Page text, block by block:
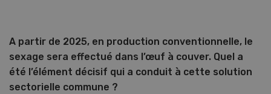
A partir de 2025, en production conventionnelle, le
sexage sera effectué dans l’œuf à couver. Quel a
été l’élément décisif qui a conduit à cette solution
sectorielle commune ?